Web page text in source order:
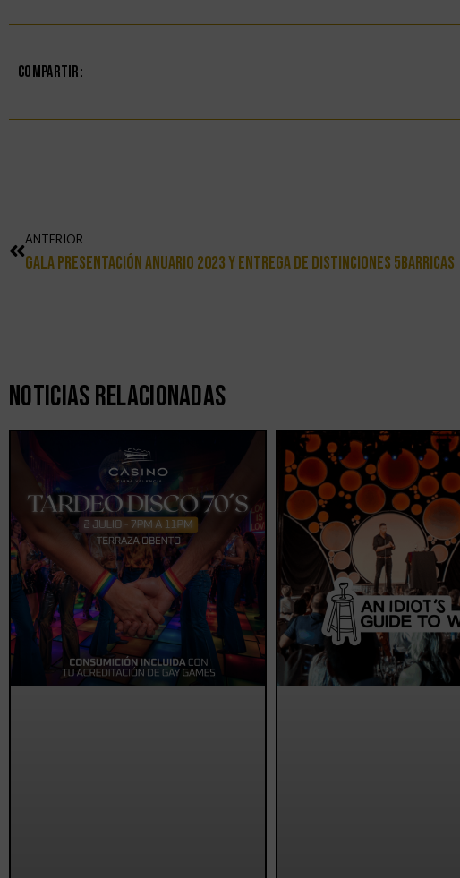
Compartir:
ANTERIOR
Gala Presentación Anuario 2023 Y Entrega De Distinciones 5barricas
Noticias Relacionadas